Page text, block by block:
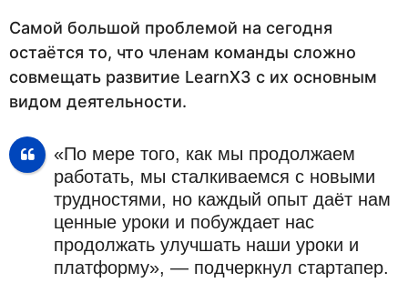
Самой большой проблемой на сегодня
остаётся то, что членам команды сложно
совмещать развитие LearnX3 с их основным
видом деятельности.
«По мере того, как мы продолжаем
работать, мы сталкиваемся с новыми
трудностями, но каждый опыт даёт нам
ценные уроки и побуждает нас
продолжать улучшать наши уроки и
платформу», — подчеркнул стартапер.